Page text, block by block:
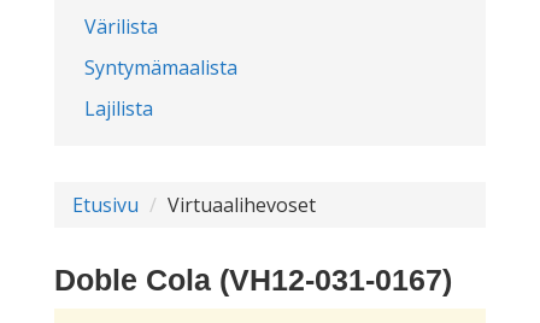
Värilista
Syntymämaalista
Lajilista
Etusivu Virtuaalihevoset
Doble Cola (VH12-031-0167)